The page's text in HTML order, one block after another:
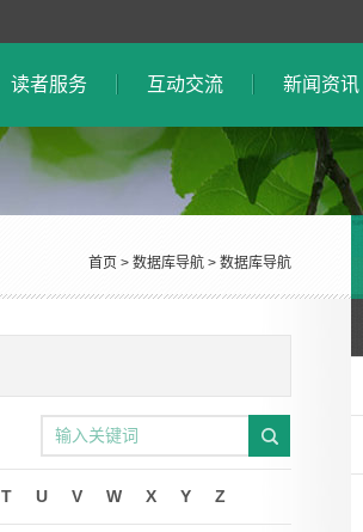
读者服务 互动交流 新闻资讯
首页 > 数据库导航 > 数据库导航
T U V W X Y Z